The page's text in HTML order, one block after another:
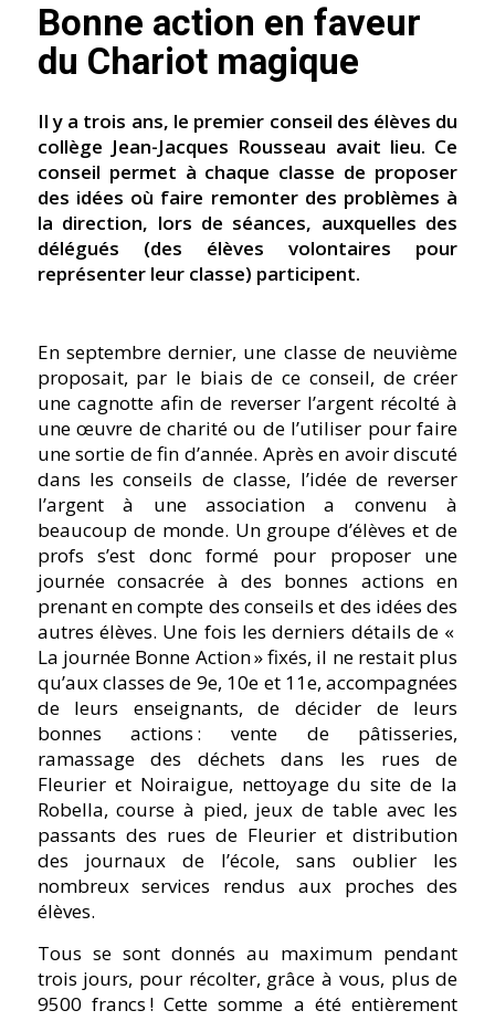
Bonne action en faveur
du Chariot magique
Il y a trois ans, le premier conseil des élèves du
collège Jean-Jacques Rousseau avait lieu. Ce
conseil permet à chaque classe de proposer
des idées où faire remonter des problèmes à
la direction, lors de séances, auxquelles des
délégués (des élèves volontaires pour
représenter leur classe) participent.
En septembre dernier, une classe de neuvième
proposait, par le biais de ce conseil, de créer
une cagnotte afin de reverser l’argent récolté à
une œuvre de charité ou de l’utiliser pour faire
une sortie de fin d’année. Après en avoir discuté
dans les conseils de classe, l’idée de reverser
l’argent à une association a convenu à
beaucoup de monde. Un groupe d’élèves et de
profs s’est donc formé pour proposer une
journée consacrée à des bonnes actions en
prenant en compte des conseils et des idées des
autres élèves. Une fois les derniers détails de «
La journée Bonne Action » fixés, il ne restait plus
qu’aux classes de 9e, 10e et 11e, accompagnées
de leurs enseignants, de décider de leurs
bonnes actions : vente de pâtisseries,
ramassage des déchets dans les rues de
Fleurier et Noiraigue, nettoyage du site de la
Robella, course à pied, jeux de table avec les
passants des rues de Fleurier et distribution
des journaux de l’école, sans oublier les
nombreux services rendus aux proches des
élèves.
Tous se sont donnés au maximum pendant
trois jours, pour récolter, grâce à vous, plus de
9500 francs ! Cette somme a été entièrement